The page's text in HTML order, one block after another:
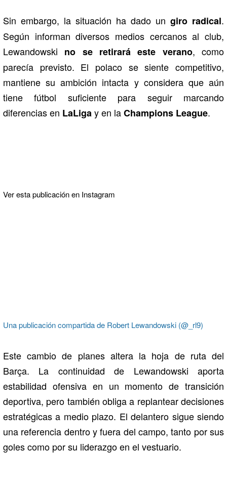
Sin embargo, la situación ha dado un giro radical.
Según informan diversos medios cercanos al club,
Lewandowski no se retirará este verano, como
parecía previsto. El polaco se siente competitivo,
mantiene su ambición intacta y considera que aún
tiene fútbol suficiente para seguir marcando
diferencias en LaLigay en laChampions League.
Ver esta publicación en Instagram
Una publicación compartida de Robert Lewandowski (@_rl9)
Este cambio de planes altera la hoja de ruta del
Barça. La continuidad de Lewandowski aporta
estabilidad ofensiva en un momento de transición
deportiva, pero también obliga a replantear decisiones
estratégicas a medio plazo. El delantero sigue siendo
una referencia dentro y fuera del campo, tanto por sus
goles como por su liderazgo en el vestuario.